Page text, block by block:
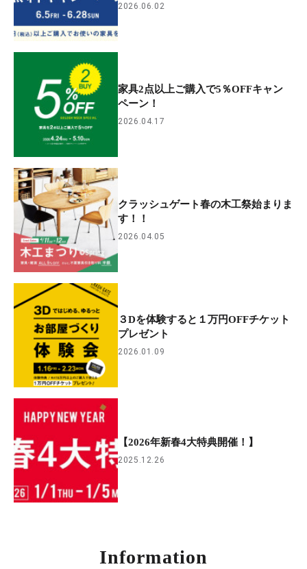
2026.06.02
家具2点以上ご購入で5％OFFキャン
ペーン！
2026.04.17
クラッシュゲート春の木工祭始まりま
す！！
2026.04.05
３Dを体験すると１万円OFFチケット
プレゼント
2026.01.09
【2026年新春4大特典開催！】
2025.12.26
Information